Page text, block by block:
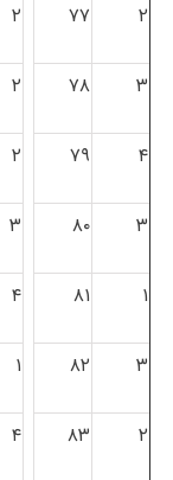
۲ ۷۷ ۲
۳ ۷۸ ۲
۴ ۷۹ ۲
۳ ۸۰ ۳
۱ ۸۱ ۴
۳ ۸۲ ۱
۲ ۸۳ ۴